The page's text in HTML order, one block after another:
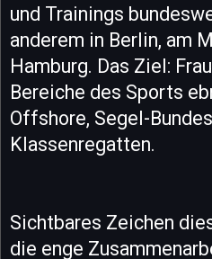
und Trainings
anderem in Berlin, am
Hamburg. Das Ziel:
Bereiche des Sports
Offshore, Segel-
Klassenregatten.
Sichtbares Zeichen
die enge